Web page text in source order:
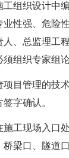
织设计中编
性强、危险
、总监理工
组织专家组论
管理的技术
字确认。
现场入口处
梁口、隧道